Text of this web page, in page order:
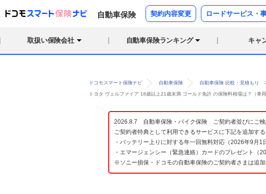
自動車保険 契約内容変更 ロードサービス・
取扱い保険会社 自動車保険ランキング キャ
ドコモスマート保険ナビ 自動車保険 自動車保険 比較・見積もり
トヨタ ヴェルファイア 18歳以上21歳未満 ゴールド免許 の保険料相場は？（車両
2026.8.7 自動車保険・バイク保険 ご契約者並びにご検
ご契約者特典として利用できるサービスに下記を追加す
・バッテリー上りに対する年一回無料対応（2026年9月1
・エマージェンシー（緊急連絡）カードのプレゼント（
※ソニー損保・ドコモの自動車保険のご契約者さまは追